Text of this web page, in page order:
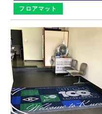
フロアマット